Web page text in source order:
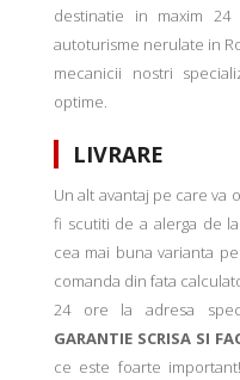
destinatie in maxim
autoturisme nerulate in
mecanicii nostri
optime.
LIVRARE
Un alt avantaj pe care va
fi scutiti de a alerga de
cea mai buna varianta
comanda din fata
24 ore la adresa
GARANTIE SCRISA SI
ce este foarte